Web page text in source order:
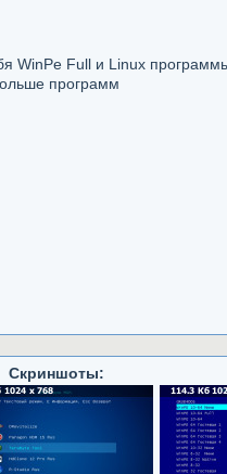
WinPe Full и Linux
программ
Скриншоты: